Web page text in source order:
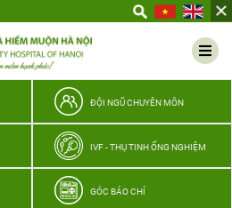
ĐỘI NGŨ CHUYÊN MÔN
IVF - THỤ TINH ỐNG NGHIỆM
GÓC BÁO CHÍ